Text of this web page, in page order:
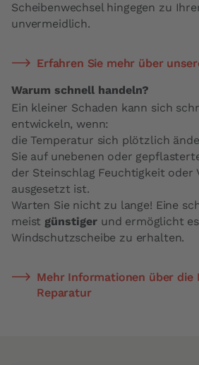
Scheibenwechsel hingegen zu
unvermeidlich.
Erfahren Sie mehr über
Warum schnell handeln?
Ein kleiner Schaden kann sich
entwickeln, wenn:
die Temperatur sich plötzlich
Sie auf unebenen oder
der Steinschlag Feuchtigkeit oder
ausgesetzt ist.
Warten Sie nicht zu lange! Eine
meist günstiger und ermöglicht
Windschutzscheibe zu erhalten.
Mehr Informationen über die
Reparatur